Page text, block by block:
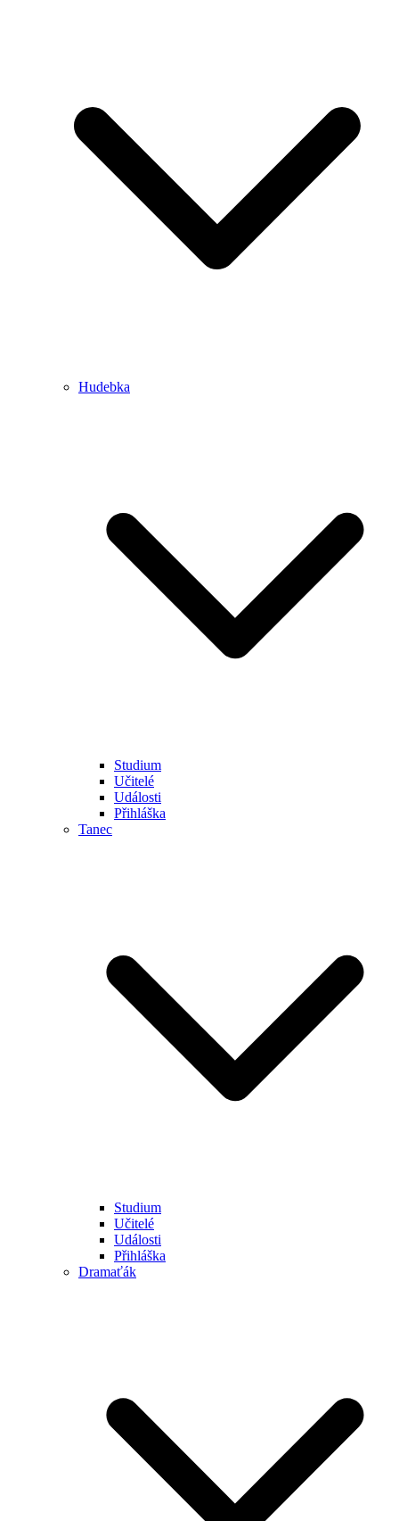
Hudebka
Studium
Učitelé
Události
Přihláška
Tanec
Studium
Učitelé
Události
Přihláška
Dramaťák